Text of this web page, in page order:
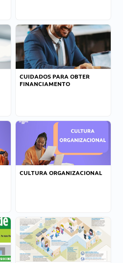
CUIDADOS PARA OBTER
FINANCIAMENTO
CULTURA ORGANIZACIONAL